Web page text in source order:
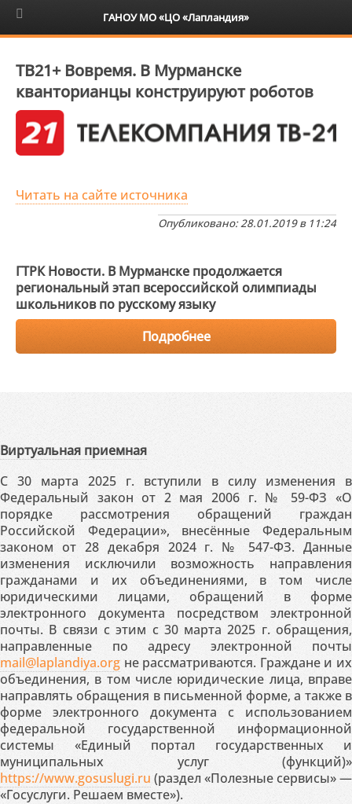
6+
ТВ21+ Вовремя. В Мурманске
кванторианцы конструируют роботов
Читать на сайте источника
Опубликовано: 28.01.2019 в 11:24
ГТРК Новости. В Мурманске продолжается
региональный этап всероссийской олимпиады
школьников по русскому языку
Подробнее
Виртуальная приемная
С 30 марта 2025 г. вступили в силу изменения в
Федеральный закон от 2 мая 2006 г. № 59-ФЗ «О
порядке рассмотрения обращений граждан
Российской Федерации», внесённые Федеральным
законом от 28 декабря 2024 г. № 547-ФЗ. Данные
изменения исключили возможность направления
гражданами и их объединениями, в том числе
юридическими лицами, обращений в форме
электронного документа посредством электронной
почты. В связи с этим с 30 марта 2025 г. обращения,
направленные по адресу электронной почты
mail@laplandiya.org не рассматриваются. Граждане и их
объединения, в том числе юридические лица, вправе
направлять обращения в письменной форме, а также в
форме электронного документа с использованием
федеральной государственной информационной
системы «Единый портал государственных и
муниципальных услуг (функций)»
https://www.gosuslugi.ru (раздел «Полезные сервисы» —
«Госуслуги. Решаем вместе»).
ГАНОУ МО «ЦО «Лапландия»